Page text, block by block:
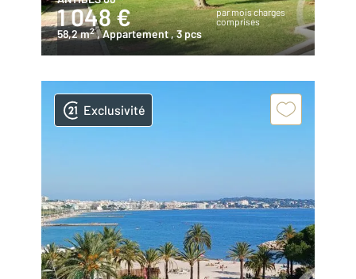
1 048 €
par mois charges
comprises
58,2 m2 , Appartement, 3 pcs
Exclusivité